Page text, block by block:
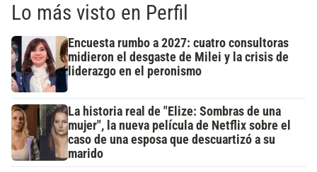
Lo más visto en Perfil
Encuesta rumbo a 2027: cuatro consultoras
midieron el desgaste de Milei y la crisis de
liderazgo en el peronismo
La historia real de "Elize: Sombras de una
mujer", la nueva película de Netflix sobre el
caso de una esposa que descuartizó a su
marido